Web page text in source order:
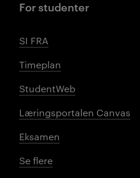
For studenter
SI FRA
Timeplan
StudentWeb
Læringsportalen Canvas
Eksamen
Se flere